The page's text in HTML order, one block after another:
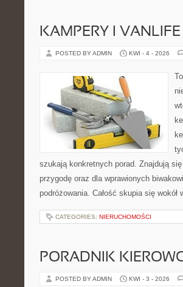
KAMPERY I VANLIFE
POSTED BY ADMIN KWI - 4 - 2026
szukają konkretnych porad. Znajdują
przygodę oraz dla wprawionych
podróżowania. Całość skupia się
CATEGORIES: NIERUCHOMOŚCI
PORADNIK
POSTED BY ADMIN KWI - 3 - 2026